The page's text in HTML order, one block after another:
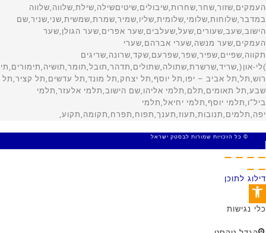
© כל הזכויות שמורות לבסטק ישראל
דילוג לתוכן
פתח סרגל נגישות
כלי נגישות